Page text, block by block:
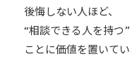
後悔しない人ほど、
“相談できる人を持つ”
ことに価値を置いてい